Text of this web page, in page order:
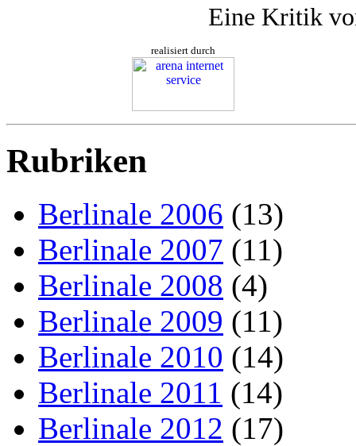
Eine Kritik
realisiert durch
Rubriken
Berlinale 2006 (13)
Berlinale 2007 (11)
Berlinale 2008 (4)
Berlinale 2009 (11)
Berlinale 2010 (14)
Berlinale 2011 (14)
Berlinale 2012 (17)